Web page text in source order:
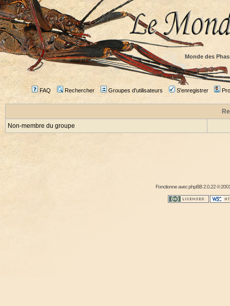
Monde des
FAQ Rechercher Groupes d'utilisateurs S'enregistrer
Non-membre du groupe
Fonctionne avecphpBB2.0.22 ©